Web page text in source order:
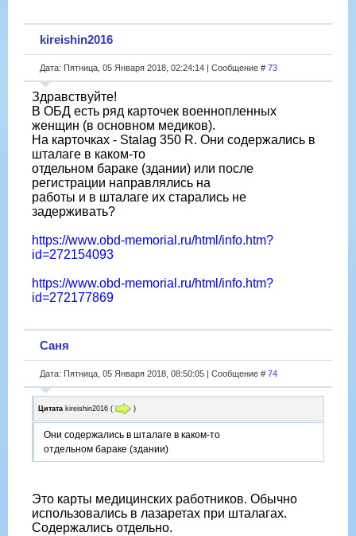
kireishin2016
Дата: Пятница, 05 Января 2018, 02:24:14 | Сообщение # 73
Здравствуйте!
В ОБД есть ряд карточек военнопленных
женщин (в основном медиков).
На карточках - Stalag 350 R. Они содержались в
шталаге в каком-то
отдельном бараке (здании) или после
регистрации направлялись на
работы и в шталаге их старались не
задерживать?
https://www.obd-memorial.ru/html/info.htm?
id=272154093
https://www.obd-memorial.ru/html/info.htm?
id=272177869
Саня
Дата: Пятница, 05 Января 2018, 08:50:05 | Сообщение # 74
Цитата kireishin2016 ( )
Они содержались в шталаге в каком-то
отдельном бараке (здании)
Это карты медицинских работников. Обычно
использовались в лазаретах при шталагах.
Содержались отдельно.